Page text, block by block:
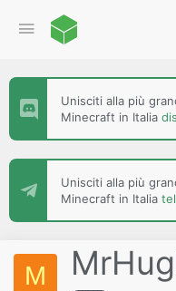
Unisciti alla più
Minecraft in Italia
Unisciti alla più
Minecraft in Italia
M